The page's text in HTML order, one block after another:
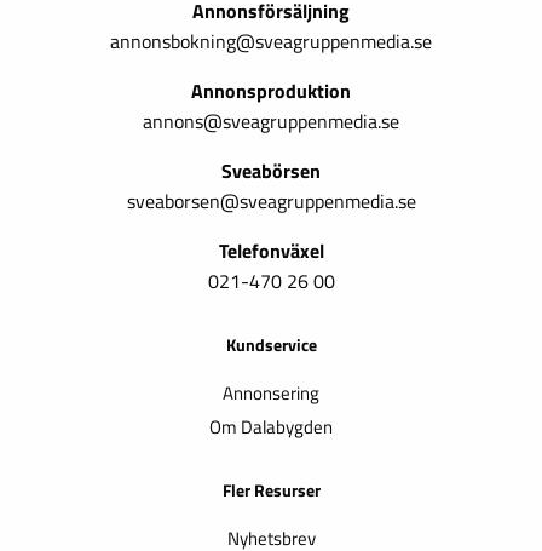
Annonsförsäljning
annonsbokning@sveagruppenmedia.se
Annonsproduktion
annons@sveagruppenmedia.se
Sveabörsen
sveaborsen@sveagruppenmedia.se
Telefonväxel
021-470 26 00
Kundservice
Annonsering
Om Dalabygden
Fler Resurser
Nyhetsbrev